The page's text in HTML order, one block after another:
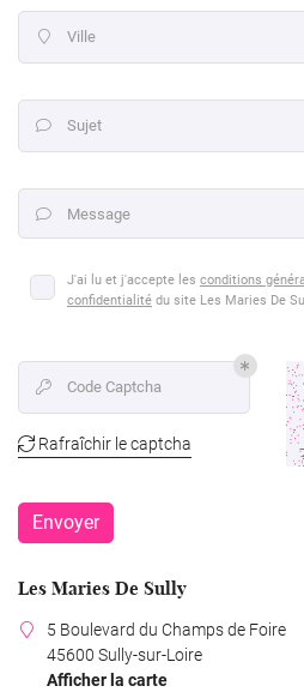
La Mariée
& Enfants
Avis
 Ville
 Sujet
 Message
J'ai lu et j'accepte les conditions
confidentialité du site Les Maries De
 Code Captcha
 Rafraîchir le captcha
Envoyer
Les Maries De Sully
5 Boulevard du Champs de Foire
45600 Sully-sur-Loire
Afficher la carte